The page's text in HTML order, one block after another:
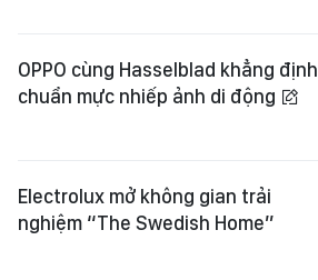
OPPO cùng Hasselblad khẳng định
chuẩn mực nhiếp ảnh di động
Electrolux mở không gian trải
nghiệm “The Swedish Home”